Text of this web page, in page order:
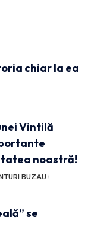
chiar la ea
Vintilă
noastră!
BUZAU
se